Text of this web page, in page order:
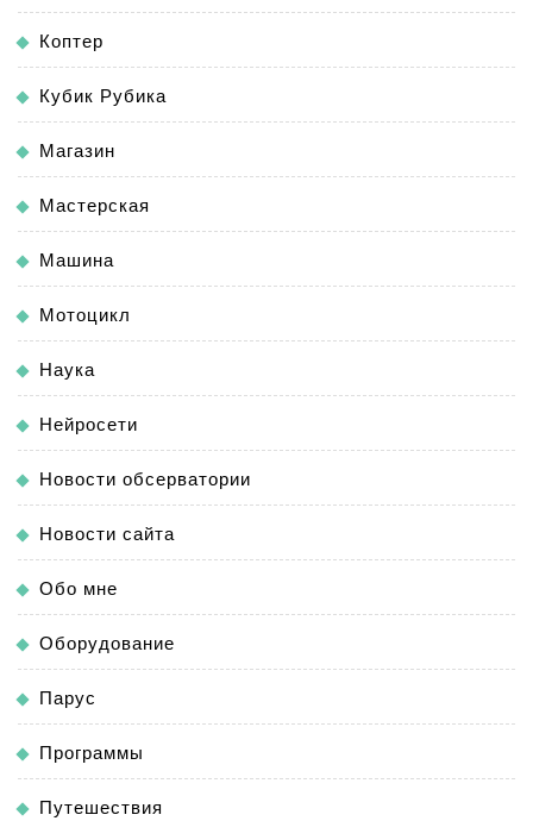
Коптер
Кубик Рубика
Магазин
Мастерская
Машина
Мотоцикл
Наука
Нейросети
Новости обсерватории
Новости сайта
Обо мне
Оборудование
Парус
Программы
Путешествия